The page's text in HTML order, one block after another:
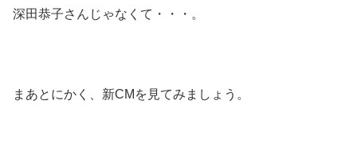
深田恭子さんじゃなくて・・・。
まあとにかく、新CMを見てみましょう。